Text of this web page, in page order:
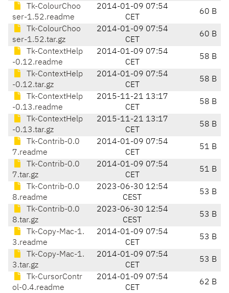
Tk-ColourChoo
ser-1.52.readme
2014-01-09 07:54
CET
60 B
Tk-ColourChoo
ser-1.52.tar.gz
2014-01-09 07:54
CET
60 B
Tk-ContextHelp
-0.12.readme
2014-01-09 07:54
CET
58 B
Tk-ContextHelp
-0.12.tar.gz
2014-01-09 07:54
CET
58 B
Tk-ContextHelp
-0.13.readme
2015-11-21 13:17
CET
58 B
Tk-ContextHelp
-0.13.tar.gz
2015-11-21 13:17
CET
58 B
Tk-Contrib-0.0
7.readme
2014-01-09 07:54
CET
51 B
Tk-Contrib-0.0
7.tar.gz
2014-01-09 07:54
CET
51 B
Tk-Contrib-0.0
8.readme
2023-06-30 12:54
CEST
53 B
Tk-Contrib-0.0
8.tar.gz
2023-06-30 12:54
CEST
53 B
Tk-Copy-Mac-1.
3.readme
2014-01-09 07:54
CET
53 B
Tk-Copy-Mac-1.
3.tar.gz
2014-01-09 07:54
CET
53 B
Tk-CursorContr
ol-0.4.readme
2014-01-09 07:54
CET
62 B